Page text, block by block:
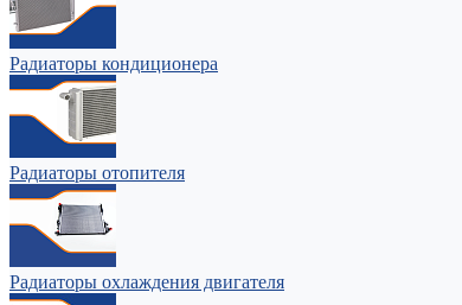
Радиаторы кондиционера
Радиаторы отопителя
Радиаторы охлаждения двигателя